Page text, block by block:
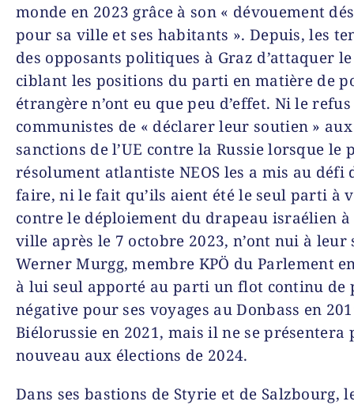
monde en 2023 grâce à son « dévouement
pour sa ville et ses habitants ». Depuis, les
des opposants politiques à Graz d’attaquer le
ciblant les positions du parti en matière de
étrangère n’ont eu que peu d’effet. Ni le
communistes de « déclarer leur soutien » aux
sanctions de l’UE contre la Russie lorsque le
résolument atlantiste NEOS les a mis au défi
faire, ni le fait qu’ils aient été le seul parti à
contre le déploiement du drapeau israélien à
ville après le 7 octobre 2023, n’ont nui à leur
Werner Murgg, membre KPÖ du Parlement
à lui seul apporté au parti un flot continu de
négative pour ses voyages au Donbass en
Biélorussie en 2021, mais il ne se présentera
nouveau aux élections de 2024.
Dans ses bastions de Styrie et de Salzbourg,